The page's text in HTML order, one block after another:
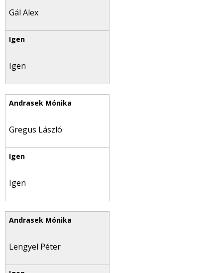
Gál Alex
Igen
Gregus László
Igen
Lengyel Péter